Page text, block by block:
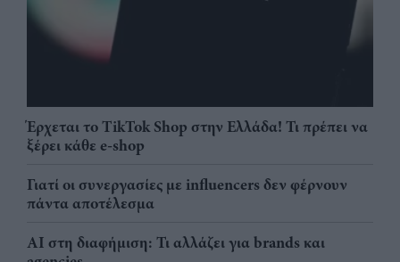
Έρχεται το TikTok Shop στην Ελλάδα! Τι πρέπει να
ξέρει κάθε e-shop
Γιατί οι συνεργασίες με influencers δεν φέρνουν
πάντα αποτέλεσμα
AI στη διαφήμιση: Τι αλλάζει για brands και